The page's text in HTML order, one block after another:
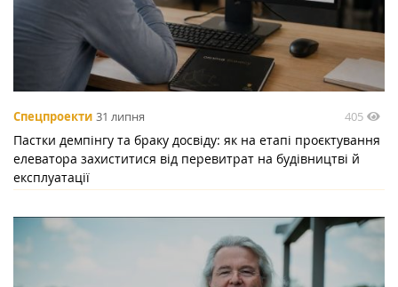
Спецпроекти 31 липня 405
Пастки демпінгу та браку досвіду: як на етапі проєктування
елеватора захиститися від перевитрат на будівництві й
експлуатації